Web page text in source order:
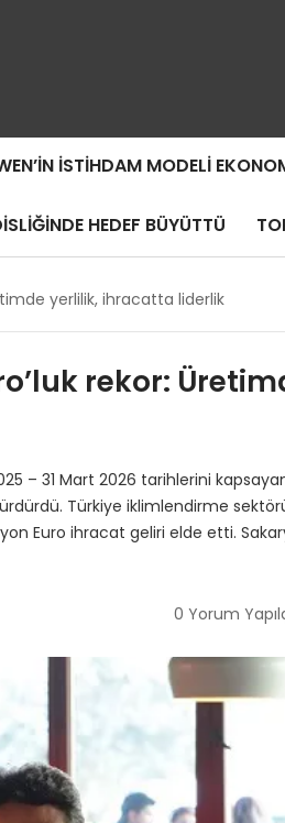
İSTIHDAM MODELI
HEDEF BÜYÜTTÜ
yerlilik, ihracatta liderlik
rekor:
– 31 Mart 2026 tarihlerini
Türkiye iklimlendirme
Euro ihracat geliri elde etti.
0 Yorum